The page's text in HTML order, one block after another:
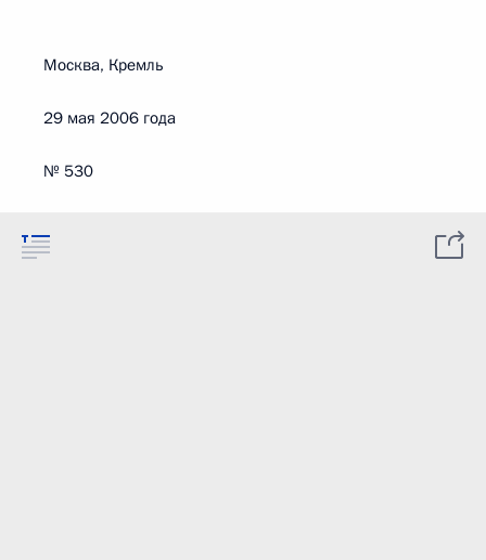
Москва, Кремль
29 мая 2006 года
№ 530